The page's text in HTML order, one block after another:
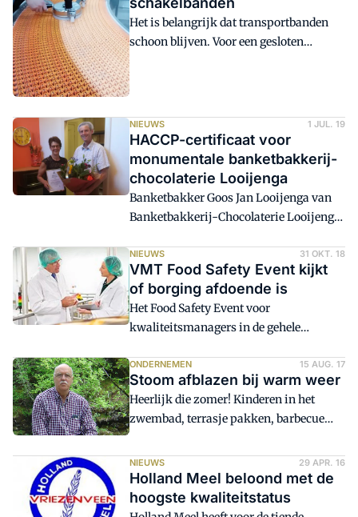
Kolijn Bakkerij Advies scoorde het
bakkerijbedrijf maar liefst 92 van de 100
punten.
Het is belangrijk dat transportbanden
schoon blijven. Voor een gesloten
transportband is het automatische
stoomreinigingssysteem van Tecnovap
al geruime tijd beschikbaar. Vandaag, 1
oktober, introduceert Innovi B.V. ook het
nieuwe reinigingssysteem voor
schakelbanden in de Benelux.
NIEUWS 1 JUL. 19
HACCP-certificaat voor
monumentale banketbakkerij-
chocolaterie Looijenga
Banketbakker Goos Jan Looijenga van
Banketbakkerij-Chocolaterie Looijenga
het HACCP-certificaat in ontvangst. Een
grondige inspectie in het monumentale
pand uit 1912 is door inspectiebureau
Houwers Groep met goed resultaat
afgerond. Door zowel inspecteur als
intensief ervaren. Looijenga: 'De
inspectie werd tot achter de komma
uitgevoerd.'
NIEUWS 31 OKT. 18
VMT Food Safety Event kijkt
of borging afdoende is
Het Food Safety Event voor
kwaliteitsmanagers in de gehele
veiligheid van voedsel in Nederland wel
voldoende geborgd is, afgaande op de
regelgeving van de NVWA. Het event
vindt plaats op donderdag 29 november
ONDERNEMEN 15 AUG. 17
Stoom afblazen bij warm weer
Heerlijk die zomer! Kinderen in het
zwembad, terrasje pakken, barbecue
aan… maar ondertussen moet er ook
gewerkt worden. En dat kan minder
aangenaam worden als de temperaturen
tropische waarden aannemen. Hoe houd
NIEUWS 29 APR. 16
Holland Meel beloond met de
hoogste kwaliteitstatus